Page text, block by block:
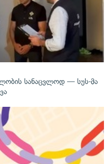
სანაცვლოდ — სუს-მა